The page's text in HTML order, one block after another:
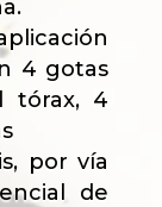
4 gotas
tórax, 4
por vía
de